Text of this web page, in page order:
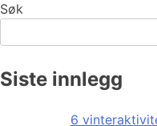
Søk
Siste innlegg
6